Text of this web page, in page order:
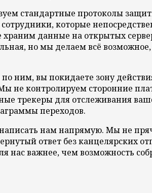
стандартные протоколы
которые
данные на открытых
но мы делаем всё
ним, вы покидаете зону
не контролируем сторонние
трекеры для отслеживания
переходов.
нам напрямую. Мы не
ответ без канцелярских
нас важнее, чем возможность